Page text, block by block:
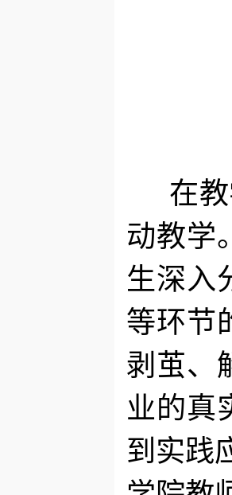
在教
动教学
生深入
等环节
剥茧、
业的真
到实践